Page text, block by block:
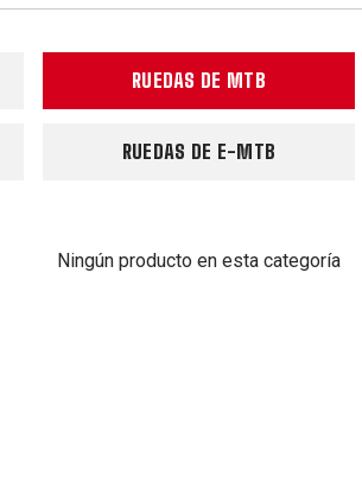
RUEDAS DE MTB
RUEDAS DE E-MTB
Ningún producto en esta categoría